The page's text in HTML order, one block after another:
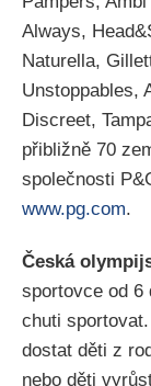
Always,
Naturella,
Unstoppables,
Discreet,
přibližně 70
společnosti
www.pg.com.
Česká
sportovce od 6
chuti
dostat děti z
nebo děti